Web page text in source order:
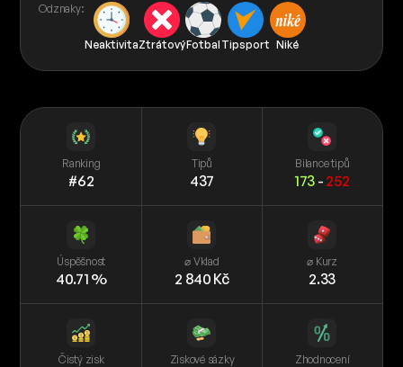
Odznaky:
NeaktivitaZtrátovýFotbal Tipsport Niké
Ranking
#62
Tipů
437
Bilance tipů
173 - 252
Úspěšnost
40.71 %
⌀ Vklad
2 840 Kč
⌀ Kurz
2.33
Čistý zisk Ziskové sázky Zhodnocení